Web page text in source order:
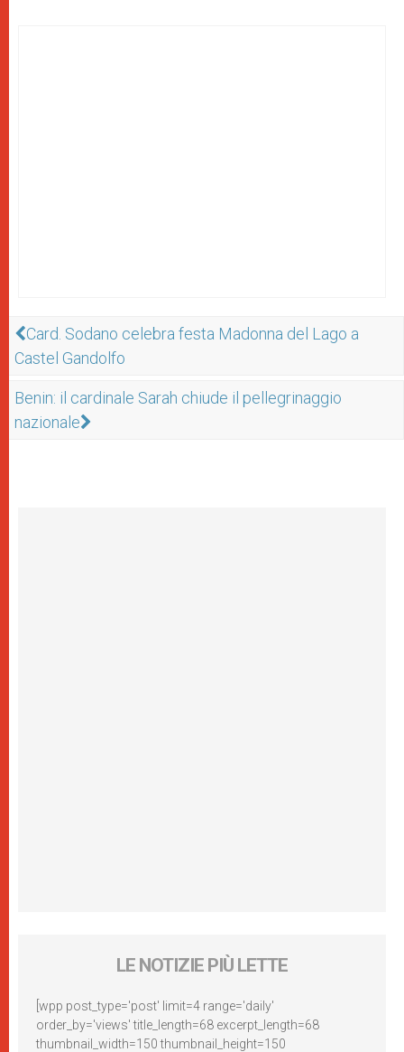
Card. Sodano celebra festa Madonna del Lago a
Castel Gandolfo
Benin: il cardinale Sarah chiude il pellegrinaggio
nazionale
LE NOTIZIE PIÙ LETTE
[wpp post_type='post' limit=4 range='daily'
order_by='views' title_length=68 excerpt_length=68
thumbnail_width=150 thumbnail_height=150